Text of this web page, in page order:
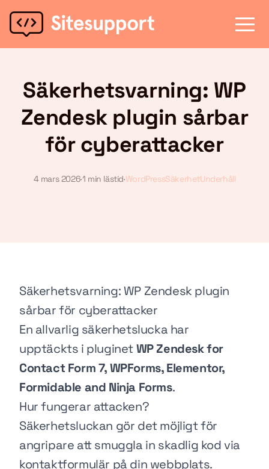
Säkerhetsvarning: WP
Zendesk plugin sårbar
för cyberattacker
4 mars 2026·1 min lästid·WordPressSäkerhetUnderhåll
Säkerhetsvarning: WP Zendesk plugin
sårbar för cyberattacker
En allvarlig säkerhetslucka har
upptäckts i pluginetWP Zendesk for
Contact Form 7, WPForms, Elementor,
Formidable and Ninja Forms.
Hur fungerar attacken?
Säkerhetsluckan gör det möjligt för
angripare att smuggla in skadlig kod via
kontaktformulär på din webbplats.